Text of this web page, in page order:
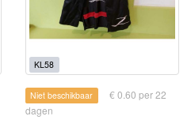
KL58
Niet beschikbaar
€ 0.60 per 22
dagen